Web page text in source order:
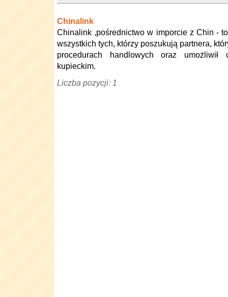
Chinalink
Chinalink ,pośrednictwo w imporcie z Chin -
wszystkich tych, którzy poszukują partnera,
procedurach handlowych oraz
kupieckim.
Liczba pozycji: 1